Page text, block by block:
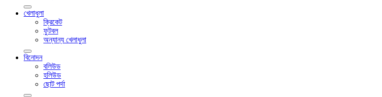
খেলাধুলা
ক্রিকেট
ফুটবল
অন্যান্য খেলাধুলা
বিনোদন
বলিউড
হলিউড
ছোট পর্দা